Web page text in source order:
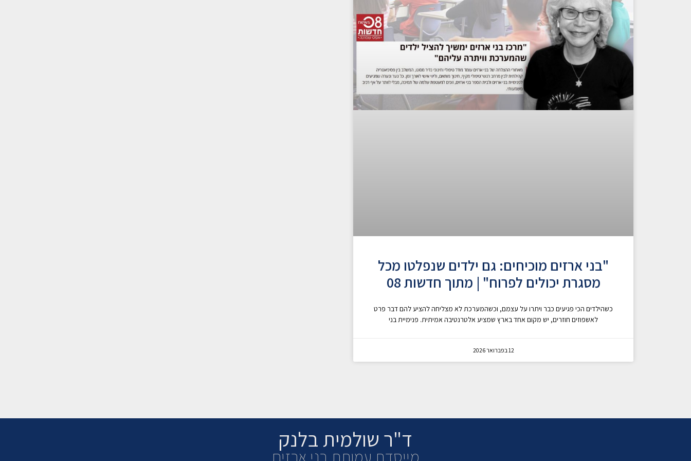
"בני ארזים מוכיחים: גם ילדים שנפלטו מכל
מסגרת יכולים לפרוח" | מתוך חדשות 08
כשהילדים הכי פגיעים כבר ויתרו על עצמם, וכשהמערכת לא מצליחה להציע להם דבר פרט
לאשפוזים חוזרים, יש מקום אחד בארץ שמציע אלטרנטיבה אמיתית. פנימיית בני
12 בפברואר 2026
ד"ר שולמית בלנק
מייסדת עמותת בני ארזים